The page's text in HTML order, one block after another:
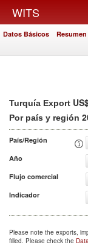
WITS
Datos Básicos Resumen
Turquía Export
Por país y región
País/Región
Año
Flujo comercial
Indicador
Please note the exports,
filled. Please check the